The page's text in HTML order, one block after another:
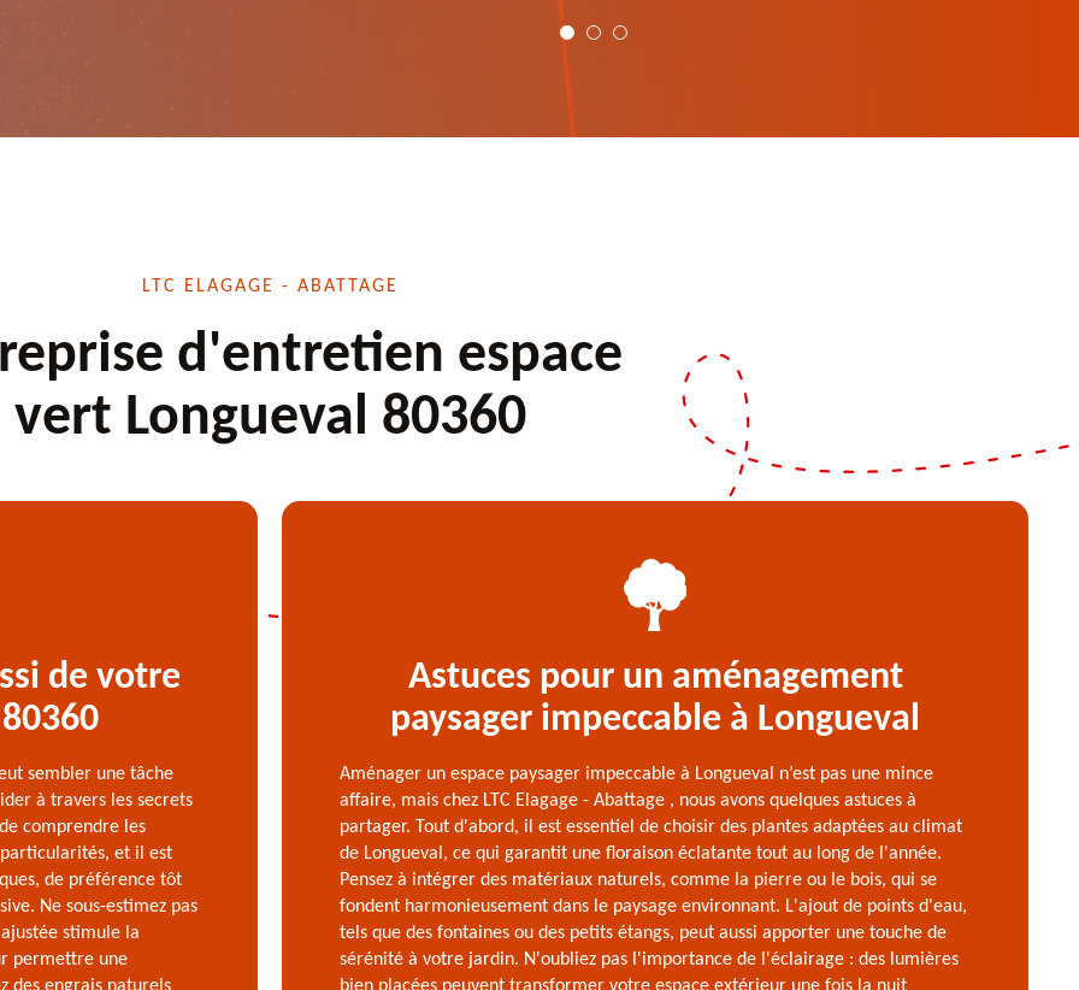
LTC ELAGAGE - ABATTAGE
d'entretien espace
vert Longueval 80360
de votre
sembler une tâche
à travers les secrets
comprendre les
particularités, et il est
de préférence tôt
Ne sous-estimez pas
stimule la
permettre une
Astuces pour un aménagement
paysager impeccable à Longueval
Aménager un espace paysager impeccable à Longueval n’est pas une mince
affaire, mais chez LTC Elagage - Abattage , nous avons quelques astuces à
partager. Tout d'abord, il est essentiel de choisir des plantes adaptées au climat
de Longueval, ce qui garantit une floraison éclatante tout au long de l'année.
Pensez à intégrer des matériaux naturels, comme la pierre ou le bois, qui se
fondent harmonieusement dans le paysage environnant. L'ajout de points d'eau,
tels que des fontaines ou des petits étangs, peut aussi apporter une touche de
sérénité à votre jardin. N'oubliez pas l'importance de l'éclairage : des lumières